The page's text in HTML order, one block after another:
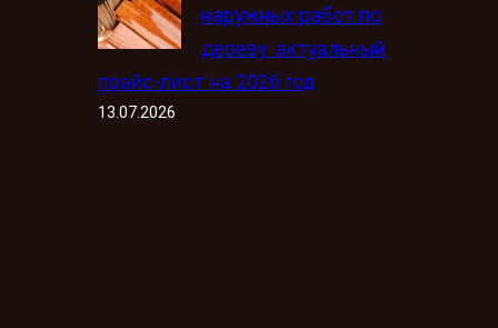
наружных работ по
дереву: актуальный
прайс-лист на 2026 год
13.07.2026